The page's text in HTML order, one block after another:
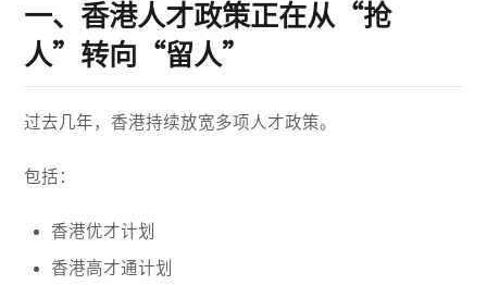
一、香港人才政策正在从“抢
人”转向“留人”
过去几年，香港持续放宽多项人才政策。
包括：
香港优才计划
香港高才通计划